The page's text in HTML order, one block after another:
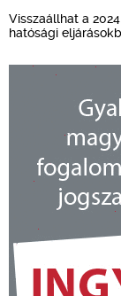
Visszaállhat a
hatósági